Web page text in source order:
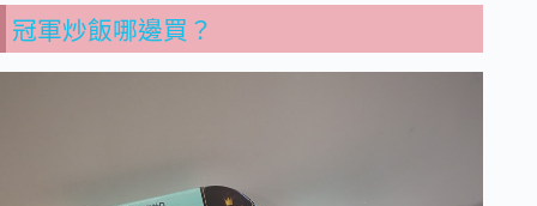
冠軍炒飯哪邊買？